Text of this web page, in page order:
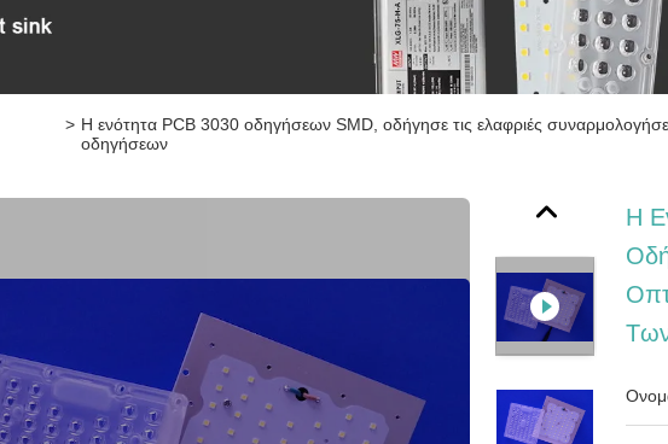
> Η ενότητα PCB 3030 οδηγήσεων SMD, οδήγησε τις ελαφριές
οδηγήσεων
Η